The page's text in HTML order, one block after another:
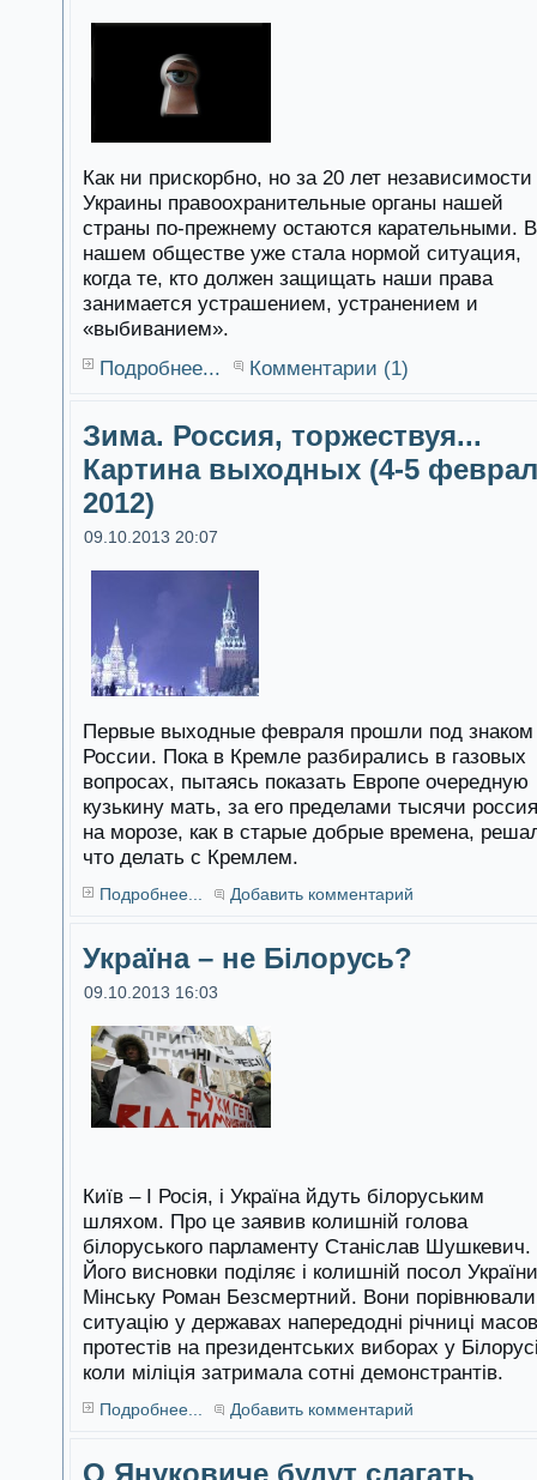
Как ни прискорбно, но за 20 лет независимости
Украины правоохранительные органы нашей
страны по-прежнему остаются карательными. В
нашем обществе уже стала нормой ситуация,
когда те, кто должен защищать наши права
занимается устрашением, устранением и
«выбиванием».
Подробнее...
Комментарии (1)
Зима. Россия, торжествуя...
Картина выходных (4-5
2012)
09.10.2013 20:07
Первые выходные февраля прошли под знаком
России. Пока в Кремле разбирались в газовых
вопросах, пытаясь показать Европе очередную
кузькину мать, за его пределами тысячи
на морозе, как в старые добрые времена,
что делать с Кремлем.
Подробнее... Добавить комментарий
Україна – не Білорусь?
09.10.2013 16:03
Київ – І Росія, і Україна йдуть білоруським
шляхом. Про це заявив колишній голова
білоруського парламенту Станіслав Шушкевич.
Його висновки поділяє і колишній посол
Мінську Роман Безсмертний. Вони порівнювали
ситуацію у державах напередодні річниці
протестів на президентських виборах у
коли міліція затримала сотні демонстрантів.
Подробнее... Добавить комментарий
О Януковиче будут слагать